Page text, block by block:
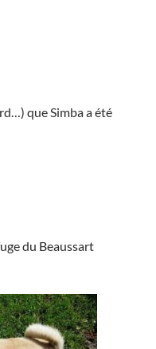
que Simba a été
du Beaussart